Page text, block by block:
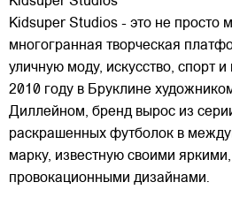
Kidsuper Studios - это не просто
многогранная творческая
уличную моду, искусство, спорт
2010 году в Бруклине
Диллейном, бренд вырос из
раскрашенных футболок в
марку, известную своими
провокационными дизайнами.